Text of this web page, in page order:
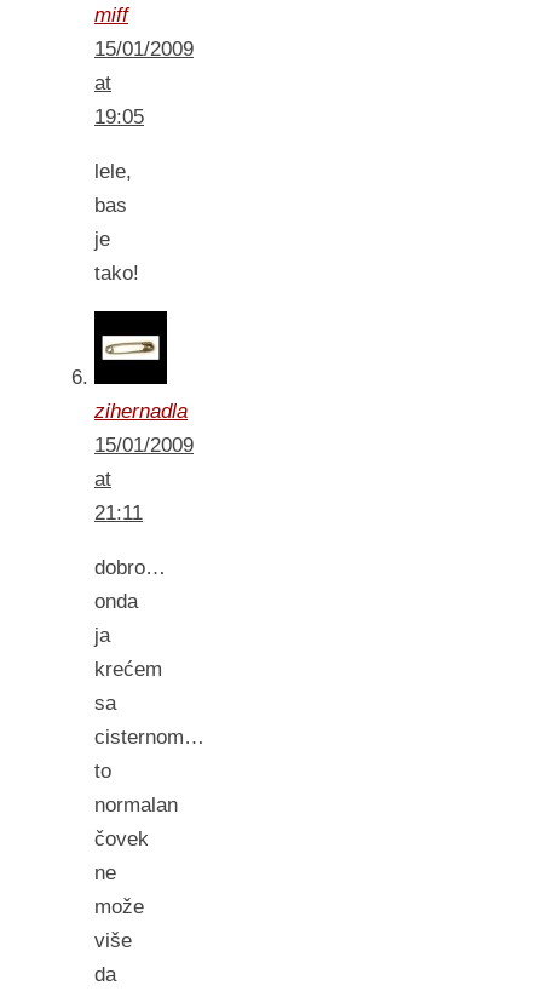
miff
15/01/2009
at
19:05
lele,
bas
je
tako!
zihernadla
15/01/2009
at
21:11
dobro…
onda
ja
krećem
sa
cisternom…
to
normalan
čovek
ne
može
više
da